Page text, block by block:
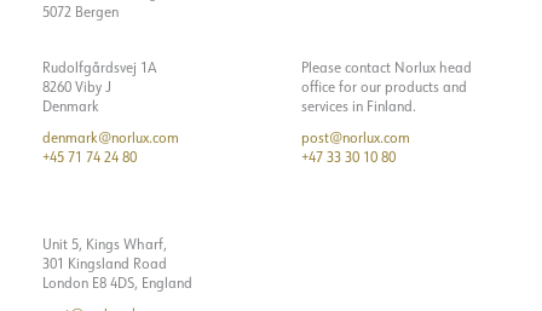
5072 Bergen
Rudolfgårdsvej 1A
8260 Viby J
Denmark
denmark@norlux.com
+45 71 74 24 80
Please contact Norlux head
office for our products and
services in Finland.
post@norlux.com
+47 33 30 10 80
Unit 5, Kings Wharf,
301 Kingsland Road
London E8 4DS, England